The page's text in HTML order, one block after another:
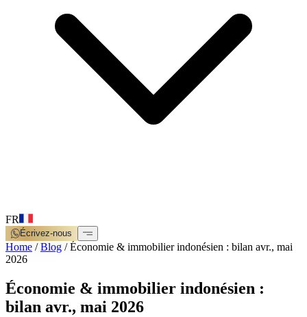
FR
Écrivez-nous
Home /Blog /Économie & immobilier indonésien : bilan avr., mai
2026
Économie & immobilier indonésien :
bilan avr., mai 2026